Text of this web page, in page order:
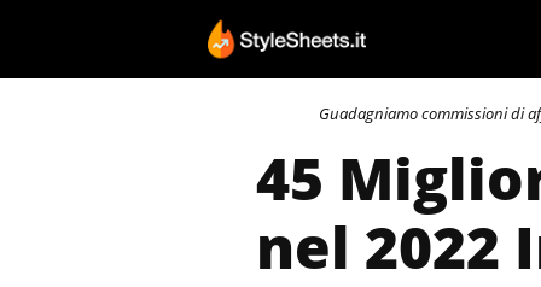
contenuto
Guadagniamo commissioni di
45
nel 2022